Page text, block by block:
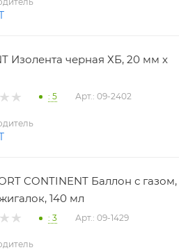
Изолента черная ХБ, 20 мм х
: 5 Арт.: 09-2402
CONTINENT Баллон с газом,
140 мл
: 3 Арт.: 09-1429